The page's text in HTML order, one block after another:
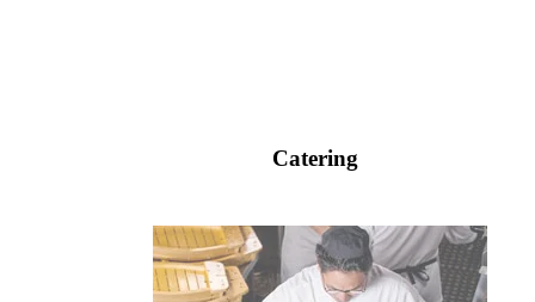
Catering